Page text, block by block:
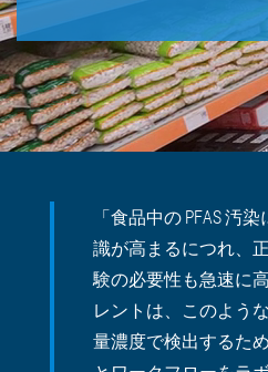
「食品中の PFAS 汚
識が高まるにつれ、
験の必要性も急速に
レントは、このよう
量濃度で検出するた